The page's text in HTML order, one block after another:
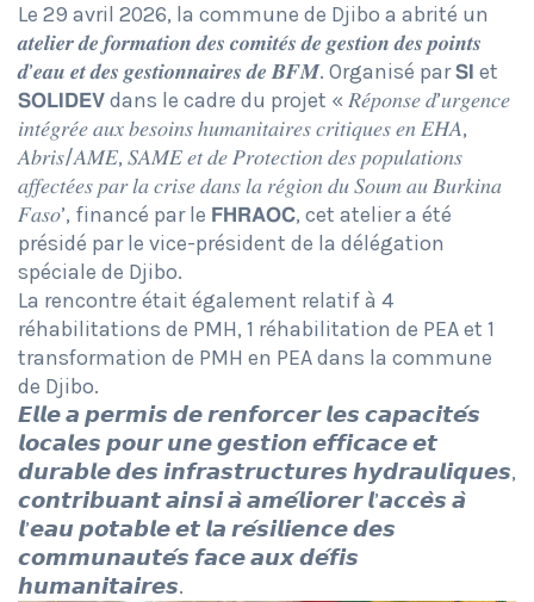
Le 29 avril 2026, la commune de Djibo a abrité un
𝒂𝒕𝒆𝒍𝒊𝒆𝒓 𝒅𝒆 𝒇𝒐𝒓𝒎𝒂𝒕𝒊𝒐𝒏 𝒅𝒆𝒔 𝒄𝒐𝒎𝒊𝒕𝒆́𝒔 𝒅𝒆 𝒈𝒆𝒔𝒕𝒊𝒐𝒏 𝒅𝒆𝒔 𝒑𝒐𝒊𝒏𝒕𝒔
𝒅’𝒆𝒂𝒖 𝒆𝒕 𝒅𝒆𝒔 𝒈𝒆𝒔𝒕𝒊𝒐𝒏𝒏𝒂𝒊𝒓𝒆𝒔 𝒅𝒆 𝑩𝑭𝑴. Organisé par 𝗦𝗜 et
𝗦𝗢𝗟𝗜𝗗𝗘𝗩 dans le cadre du projet « 𝑅𝑒́𝑝𝑜𝑛𝑠𝑒 𝑑’𝑢𝑟𝑔𝑒𝑛𝑐𝑒
𝑖𝑛𝑡𝑒́𝑔𝑟𝑒́𝑒 𝑎𝑢𝑥 𝑏𝑒𝑠𝑜𝑖𝑛𝑠 ℎ𝑢𝑚𝑎𝑛𝑖𝑡𝑎𝑖𝑟𝑒𝑠 𝑐𝑟𝑖𝑡𝑖𝑞𝑢𝑒𝑠 𝑒𝑛 𝐸𝐻𝐴,
𝐴𝑏𝑟𝑖𝑠/𝐴𝑀𝐸, 𝑆𝐴𝑀𝐸 𝑒𝑡 𝑑𝑒 𝑃𝑟𝑜𝑡𝑒𝑐𝑡𝑖𝑜𝑛 𝑑𝑒𝑠 𝑝𝑜𝑝𝑢𝑙𝑎𝑡𝑖𝑜𝑛𝑠
𝑎𝑓𝑓𝑒𝑐𝑡𝑒́𝑒𝑠 𝑝𝑎𝑟 𝑙𝑎 𝑐𝑟𝑖𝑠𝑒 𝑑𝑎𝑛𝑠 𝑙𝑎 𝑟𝑒́𝑔𝑖𝑜𝑛 𝑑𝑢 𝑆𝑜𝑢𝑚 𝑎𝑢 𝐵𝑢𝑟𝑘𝑖𝑛𝑎
𝐹𝑎𝑠𝑜’, financé par le 𝗙𝗛𝗥𝗔𝗢𝗖, cet atelier a été
présidé par le vice-président de la délégation
spéciale de Djibo.
La rencontre était également relatif à 4
réhabilitations de PMH, 1 réhabilitation de PEA et 1
transformation de PMH en PEA dans la commune
de Djibo.
𝙀𝙡𝙡𝙚 𝙖 𝙥𝙚𝙧𝙢𝙞𝙨 𝙙𝙚 𝙧𝙚𝙣𝙛𝙤𝙧𝙘𝙚𝙧 𝙡𝙚𝙨 𝙘𝙖𝙥𝙖𝙘𝙞𝙩𝙚́𝙨
𝙡𝙤𝙘𝙖𝙡𝙚𝙨 𝙥𝙤𝙪𝙧 𝙪𝙣𝙚 𝙜𝙚𝙨𝙩𝙞𝙤𝙣 𝙚𝙛𝙛𝙞𝙘𝙖𝙘𝙚 𝙚𝙩
𝙙𝙪𝙧𝙖𝙗𝙡𝙚 𝙙𝙚𝙨 𝙞𝙣𝙛𝙧𝙖𝙨𝙩𝙧𝙪𝙘𝙩𝙪𝙧𝙚𝙨 𝙝𝙮𝙙𝙧𝙖𝙪𝙡𝙞𝙦𝙪𝙚𝙨,
𝙘𝙤𝙣𝙩𝙧𝙞𝙗𝙪𝙖𝙣𝙩 𝙖𝙞𝙣𝙨𝙞 𝙖̀ 𝙖𝙢𝙚́𝙡𝙞𝙤𝙧𝙚𝙧 𝙡’𝙖𝙘𝙘𝙚̀𝙨 𝙖̀
𝙡’𝙚𝙖𝙪 𝙥𝙤𝙩𝙖𝙗𝙡𝙚 𝙚𝙩 𝙡𝙖 𝙧𝙚́𝙨𝙞𝙡𝙞𝙚𝙣𝙘𝙚 𝙙𝙚𝙨
𝙘𝙤𝙢𝙢𝙪𝙣𝙖𝙪𝙩𝙚́𝙨 𝙛𝙖𝙘𝙚 𝙖𝙪𝙭 𝙙𝙚́𝙛𝙞𝙨
𝙝𝙪𝙢𝙖𝙣𝙞𝙩𝙖𝙞𝙧𝙚𝙨.